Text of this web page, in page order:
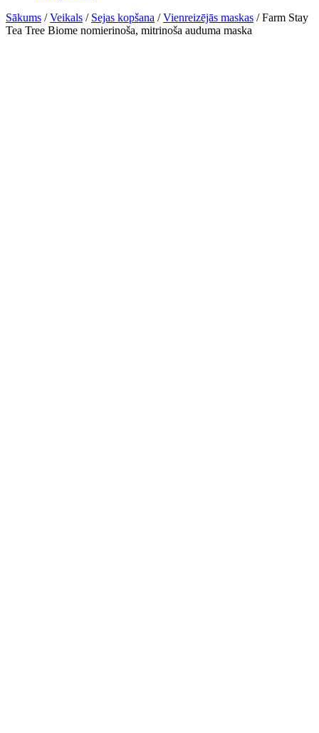
Sākums /Veikals / Sejas kopšana /Vienreizējās maskas / Farm Stay
Tea Tree Biome nomierinoša, mitrinoša auduma maska